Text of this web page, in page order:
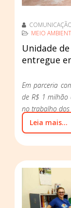
MEIO
Unidade
entregue
Em parceria
de R$ 1 milhão
no trabalho
Leia mais...